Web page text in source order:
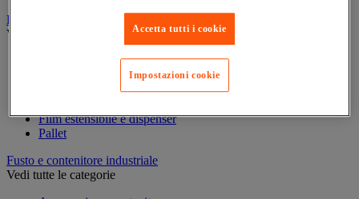
Film estensibile, pallet e cassa-pallet
Vedi tutte le categorie
Accessori per pallettizzazione
Cappuccio e film di protezione
Cappuccio termoretraibile e pistola
Film estensibile e dispenser
Pallet
Fusto e contenitore industriale
Vedi tutte le categorie
Accetta tutti i cookie
Impostazioni cookie